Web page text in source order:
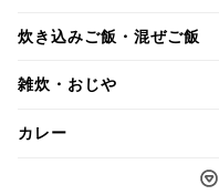
炊き込みご飯・混ぜご飯
雑炊・おじや
カレー